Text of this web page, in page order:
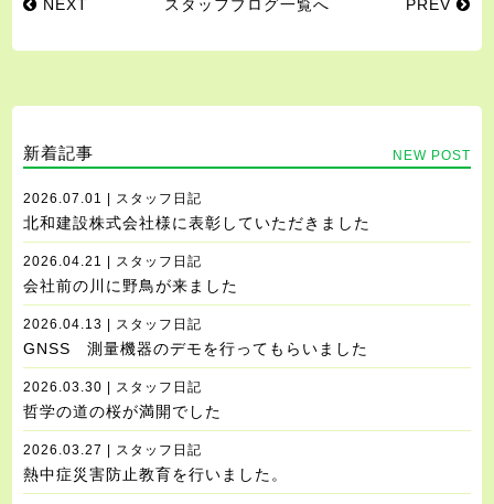
NEXT スタッフブログ一覧へ PREV
新着記事 NEW POST
2026.07.01 | スタッフ日記
北和建設株式会社様に表彰していただきました
2026.04.21 | スタッフ日記
会社前の川に野鳥が来ました
2026.04.13 | スタッフ日記
GNSS 測量機器のデモを行ってもらいました
2026.03.30 | スタッフ日記
哲学の道の桜が満開でした
2026.03.27 | スタッフ日記
熱中症災害防止教育を行いました。